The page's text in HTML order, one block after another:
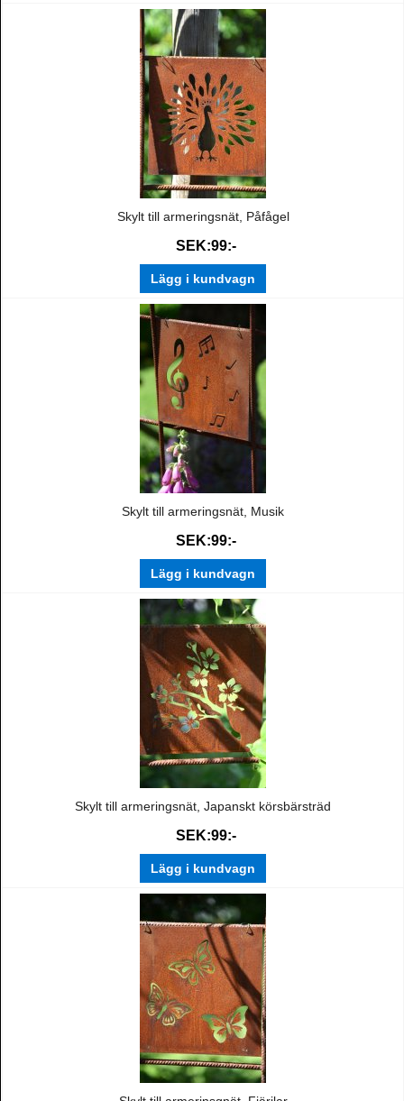
Skylt till armeringsnät, Påfågel
SEK:99:-
Lägg i kundvagn
Skylt till armeringsnät, Musik
SEK:99:-
Lägg i kundvagn
Skylt till armeringsnät, Japanskt körsbärsträd
SEK:99:-
Lägg i kundvagn